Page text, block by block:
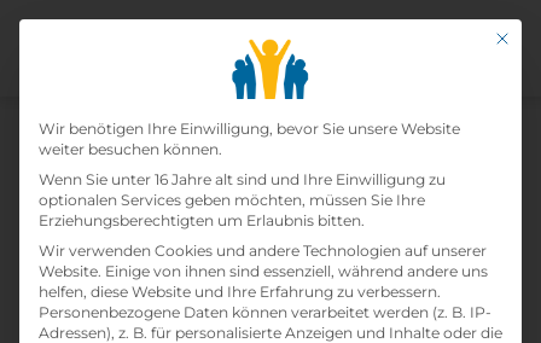
Home»Lehrbetriebe »VERKEHRSBUERO
TRAVEL - Ruefa
Mit
Datenschutz-
Wir benötigen Ihre Einwilligung, bevor Sie unsere Website
weiter besuchen können.
Wenn Sie unter 16 Jahre alt sind und Ihre Einwilligung zu
optionalen Services geben möchten, müssen Sie Ihre
Erziehungsberechtigten um Erlaubnis bitten.
Wir verwenden Cookies und andere Technologien auf unserer
Website. Einige von ihnen sind essenziell, während andere uns
helfen, diese Website und Ihre Erfahrung zu verbessern.
Personenbezogene Daten können verarbeitet werden (z. B. IP-
Adressen), z. B. für personalisierte Anzeigen und Inhalte oder die